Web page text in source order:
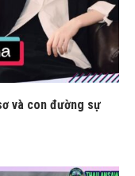
và con đường sự